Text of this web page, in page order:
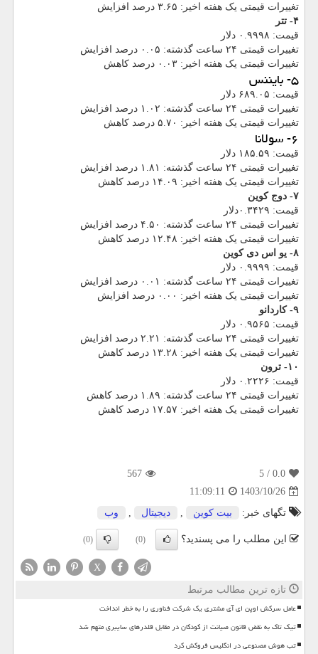
تغییرات قیمتی یک هفته اخیر: ۳.۶۵ درصد افزایش
۴- تتر
قیمت: ۰.۹۹۹۸ دلار
تغییرات قیمتی ۲۴ ساعت گذشته: ۰.۰۵ درصد افزایش
تغییرات قیمتی یک هفته اخیر: ۰.۰۳ درصد کاهش
۵- بایننس
قیمت: ۶۸۹.۰۵ دلار
تغییرات قیمتی ۲۴ ساعت گذشته: ۱.۰۲ درصد افزایش
تغییرات قیمتی یک هفته اخیر: ۵.۷۰ درصد کاهش
۶- سولانا
قیمت: ۱۸۵.۵۹ دلار
تغییرات قیمتی ۲۴ ساعت گذشته: ۱.۸۱ درصد افزایش
تغییرات قیمتی یک هفته اخیر: ۱۴.۰۹ درصد کاهش
۷- دوج کوین
قیمت: ۰.۳۴۲۹دلار
تغییرات قیمتی ۲۴ ساعت گذشته: ۴.۵۰ درصد افزایش
تغییرات قیمتی یک هفته اخیر: ۱۲.۴۸ درصد کاهش
۸- یو اس دی کوین
قیمت: ۰.۹۹۹۹ دلار
تغییرات قیمتی ۲۴ ساعت گذشته: ۰.۰۱ درصد افزایش
تغییرات قیمتی یک هفته اخیر: ۰.۰۰ درصد افزایش
۹- کاردانو
قیمت: ۰.۹۵۶۵ دلار
تغییرات قیمتی ۲۴ ساعت گذشته: ۲.۲۱ درصد افزایش
تغییرات قیمتی یک هفته اخیر: ۱۳.۲۸ درصد کاهش
۱۰- ترون
قیمت: ۰.۲۲۲۶ دلار
تغییرات قیمتی ۲۴ ساعت گذشته: ۱.۸۹ درصد کاهش
تغییرات قیمتی یک هفته اخیر: ۱۷.۵۷ درصد کاهش
0.0
/ 5
567
1403/10/26
11:09:11
تگهای خبر:
بیت كوین , دیجیتال , وب
این مطلب را می پسندید؟ (0)
(0)
X
تازه ترین مطالب مرتبط
عامل سرکش اوپن ای آی مشتری یک شرکت فناوری را به خطر انداخت
تیک تاک به نقض قانون صیانت از کودکان در مقابل قلدرهای سایبری متهم شد
تب هوش مصنوعی در انگلیس فروکش کرد